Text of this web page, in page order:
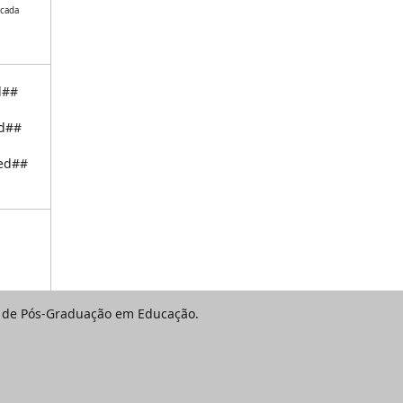
Pós-Graduação em Educação.